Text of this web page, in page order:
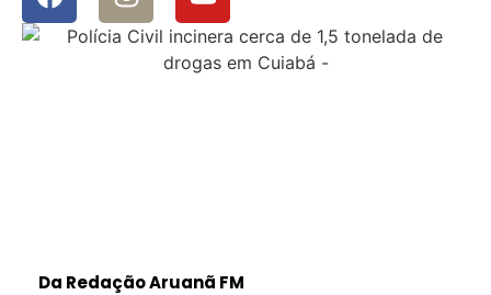
Da Redação Aruanã FM